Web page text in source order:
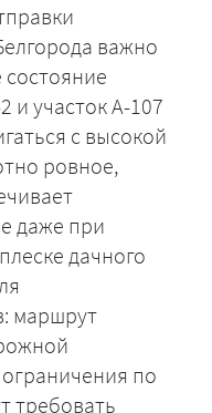
важно
состояние
и участок А-107
с высокой
ровное,
даже при
дачного
маршрут
по
требовать